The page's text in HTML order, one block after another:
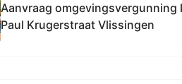
Aanvraag omgevingsvergunning
Paul Krugerstraat Vlissingen